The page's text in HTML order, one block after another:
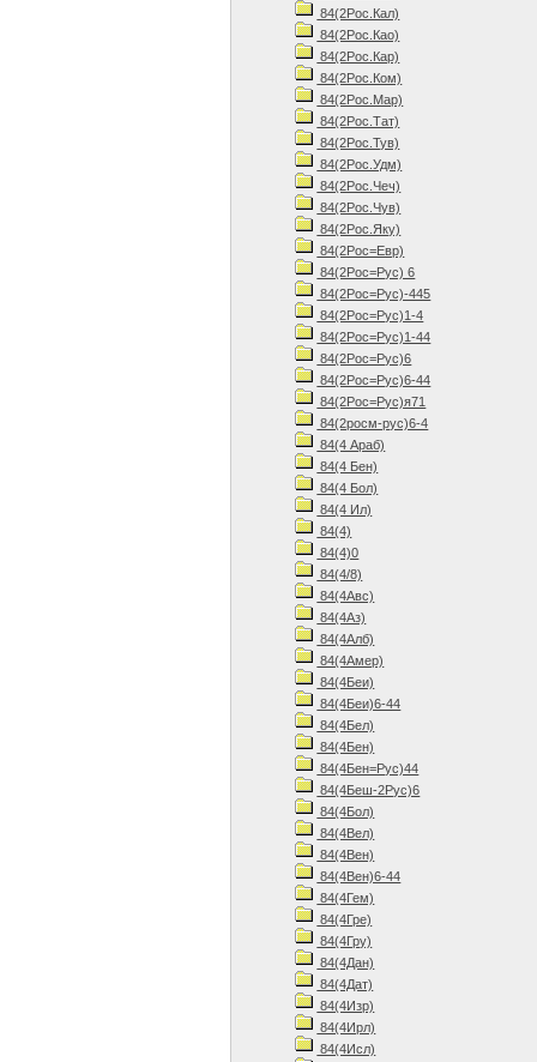
84(2Рос.Кал)
84(2Рос.Као)
84(2Рос.Кар)
84(2Рос.Ком)
84(2Рос.Мар)
84(2Рос.Тат)
84(2Рос.Тув)
84(2Рос.Удм)
84(2Рос.Чеч)
84(2Рос.Чув)
84(2Рос.Яку)
84(2Рос=Евр)
84(2Рос=Рус) 6
84(2Рос=Рус)-445
84(2Рос=Рус)1-4
84(2Рос=Рус)1-44
84(2Рос=Рус)6
84(2Рос=Рус)6-44
84(2Рос=Рус)я71
84(2росм-рус)6-4
84(4 Араб)
84(4 Бен)
84(4 Бол)
84(4 Ил)
84(4)
84(4)0
84(4/8)
84(4Авс)
84(4Аз)
84(4Алб)
84(4Амер)
84(4Беи)
84(4Беи)6-44
84(4Бел)
84(4Бен)
84(4Бен=Рус)44
84(4Беш-2Рус)6
84(4Бол)
84(4Вел)
84(4Вен)
84(4Вен)6-44
84(4Гем)
84(4Гре)
84(4Гру)
84(4Дан)
84(4Дат)
84(4Изр)
84(4Ирл)
84(4Исл)